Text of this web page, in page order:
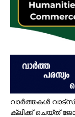
വാർത്തകൾ വാട്സ്
ക്ലിക്ക് ചെയ്ത്